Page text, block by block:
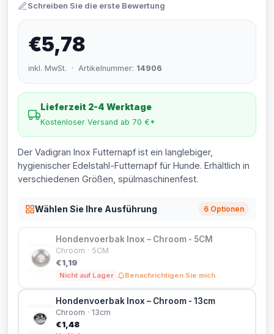
Schreiben Sie die erste Bewertung
€5,78
inkl. MwSt. · Artikelnummer: 14906
Lieferzeit 2-4 Werktage
Kostenloser Versand ab 70 €*
Der Vadigran Inox Futternapf ist ein langlebiger,
hygienischer Edelstahl-Futternapf für Hunde. Erhältlich in
verschiedenen Größen, spülmaschinenfest.
Wählen Sie Ihre Ausführung 6 Optionen
Hondenvoerbak Inox – Chroom - 5CM
Chroom · 5CM
€1,19
Nicht auf Lager Benachrichtigen Sie mich
Hondenvoerbak Inox – Chroom - 13cm
Chroom · 13cm
€1,48